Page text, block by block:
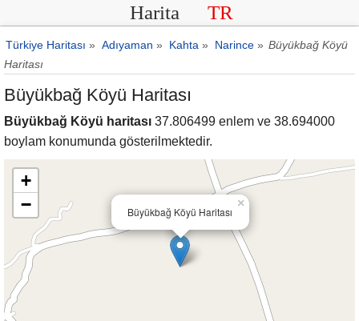
Harita TR
Türkiye Haritası » Adıyaman » Kahta » Narince » Büyükbağ Köyü
Haritası
Büyükbağ Köyü Haritası
Büyükbağ Köyü haritası 37.806499 enlem ve 38.694000
boylam konumunda gösterilmektedir.
Büyükbağ Köyü Haritası
×
+
−